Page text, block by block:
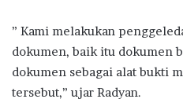
” Kami melakukan
dokumen, baik itu dokumen
dokumen sebagai alat bukti
tersebut,” ujar Radyan.